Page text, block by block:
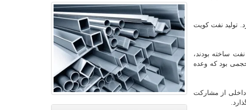
تولید نفت کویت
ساخته بودند،
حجمی بود که وعده
داخلی از مشارکت